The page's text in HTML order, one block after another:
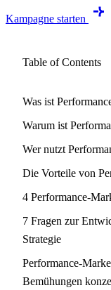
Kampagne starten
Table of Contents
Was ist
Warum ist
Wer nutzt
Die Vorteile von
4 Performance-
7 Fragen zur
Strategie
Performance-
Bemühungen